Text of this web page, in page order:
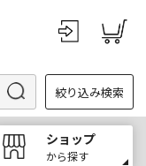
絞り込み検索
ショップ
から探す